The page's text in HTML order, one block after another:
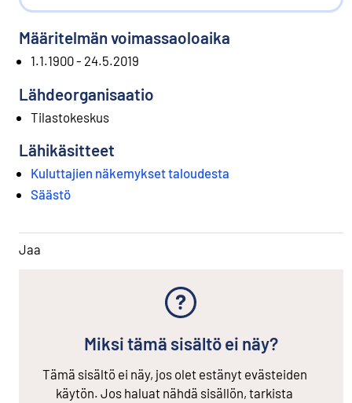
Määritelmän voimassaoloaika
1.1.1900 - 24.5.2019
Lähdeorganisaatio
Tilastokeskus
Lähikäsitteet
Kuluttajien näkemykset taloudesta
Säästö
Jaa
Miksi tämä sisältö ei näy?
Tämä sisältö ei näy, jos olet estänyt evästeiden
käytön. Jos haluat nähdä sisällön, tarkista